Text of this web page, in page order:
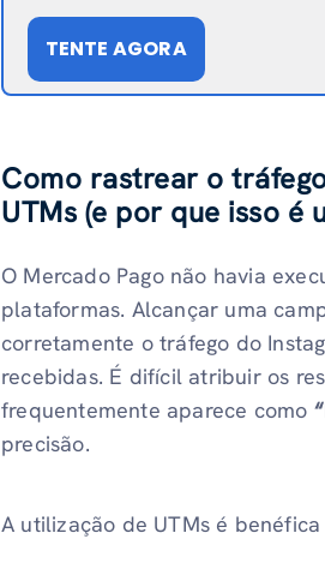
TENTE AGORA
Como rastrear o
UTMs (e por que isso é
O Mercado Pago não havia
plataformas. Alcançar uma
corretamente o tráfego do
recebidas. É difícil atribuir os
frequentemente aparece como
precisão.
A utilização de UTMs é benéfica